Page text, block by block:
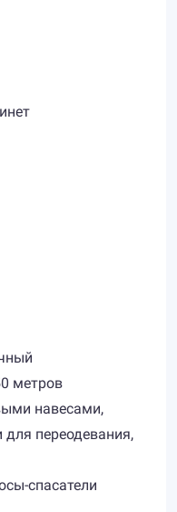
метров
навесами,
переодевания,
спасатели